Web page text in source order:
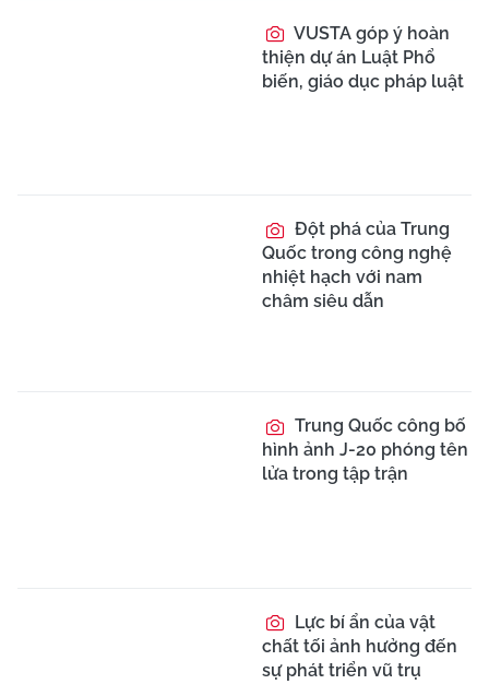
VUSTA góp ý hoàn
thiện dự án Luật Phổ
biến, giáo dục pháp luật
Đột phá của Trung
Quốc trong công nghệ
nhiệt hạch với nam
châm siêu dẫn
Trung Quốc công bố
hình ảnh J-20 phóng tên
lửa trong tập trận
Lực bí ẩn của vật
chất tối ảnh hưởng đến
sự phát triển vũ trụ